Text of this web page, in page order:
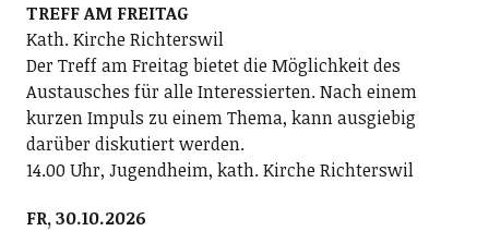
TREFF AM FREITAG
Kath. Kirche Richterswil
Der Treff am Freitag bietet die Möglichkeit des
Austausches für alle Interessierten. Nach einem
kurzen Impuls zu einem Thema, kann ausgiebig
darüber diskutiert werden.
14.00 Uhr, Jugendheim, kath. Kirche Richterswil
FR, 30.10.2026